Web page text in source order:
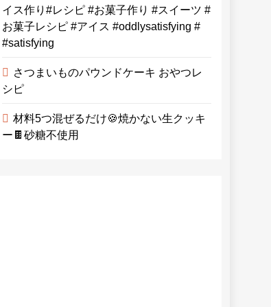
イス作り#レシピ #お菓子作り #スイーツ #
お菓子レシピ #アイス #oddlysatisfying #
#satisfying⁠
さつまいものパウンドケーキ おやつレ
シピ
材料5つ混ぜるだけ🍪焼かない生クッキ
ー🍫砂糖不使用